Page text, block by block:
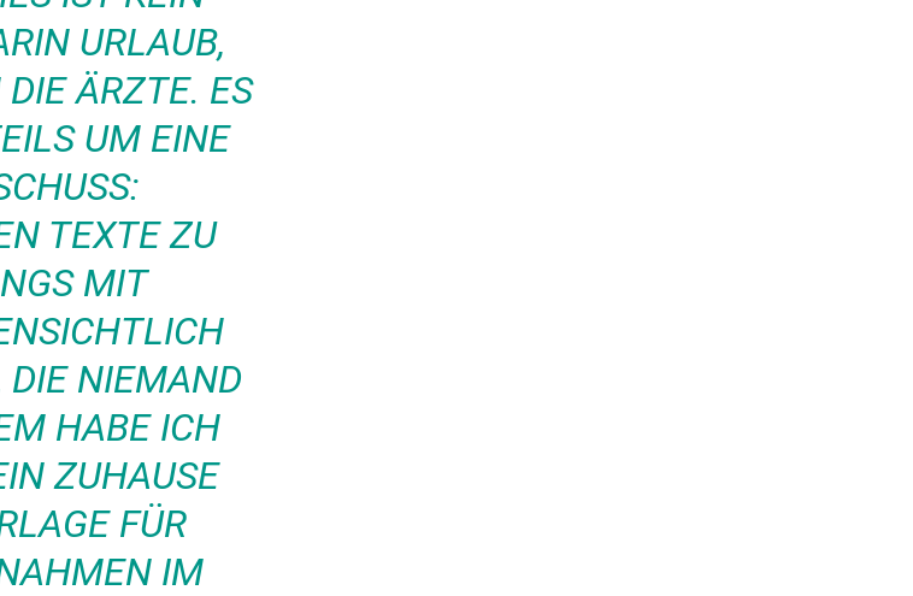
URLAUB,
ÄRZTE. ES
UM EINE S
A
TEXTE ZU S
MIT L
G
NIEMAND H
HABE ICH JE
AU
FÜR SP
IM ST